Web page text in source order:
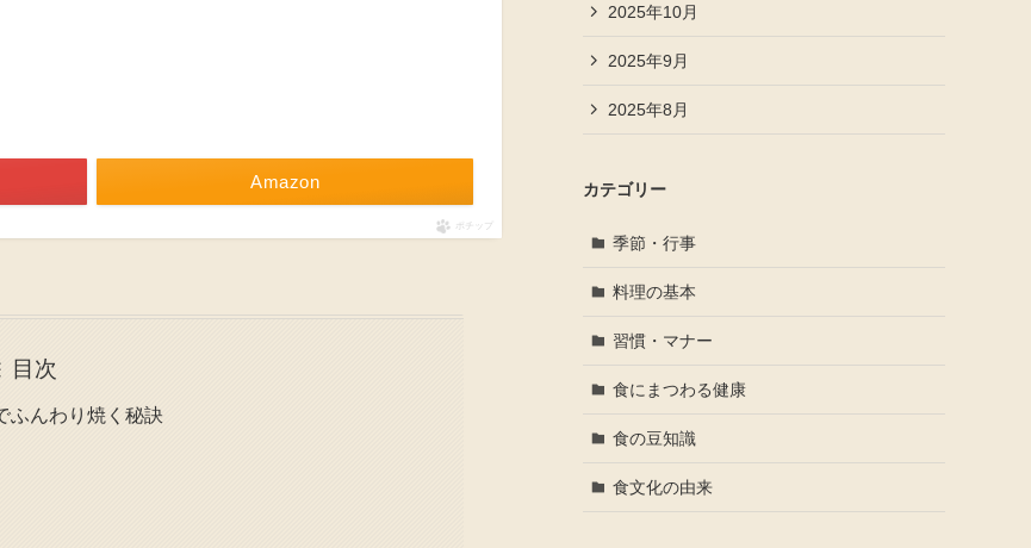
Amazon
ポチップ
目次
ふんわり焼く秘訣
2025年10月
2025年9月
2025年8月
カテゴリー
季節・行事
料理の基本
習慣・マナー
食にまつわる健康
食の豆知識
食文化の由来